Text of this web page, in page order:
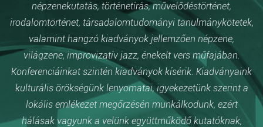
népzenekutatás, történetírás, művelődéstörténet,
irodalomtörténet, társadalomtudományi tanulmánykötetek,
valamint hangzó kiadványok jellemzően népzene,
világzene, improvizatív jazz, énekelt vers műfajában.
Konferenciáinkat szintén kiadványok kísérik. Kiadványaink
kulturális örökségünk lenyomatai, igyekezetünk szerint a
lokális emlékezet megőrzésén munkálkodunk, ezért
hálásak vagyunk a velünk együttműködő kutatóknak,